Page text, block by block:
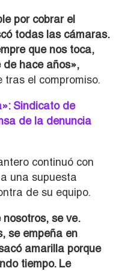
por cobrar el
todas las cámaras.
que nos toca,
de hace años»,
tras el compromiso.
Sindicato de
de la denuncia
continuó con
una supuesta
de su equipo.
se ve.
se empeña en
amarilla porque
tiempo. Le